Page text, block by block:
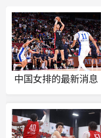
中国女排的最新消息